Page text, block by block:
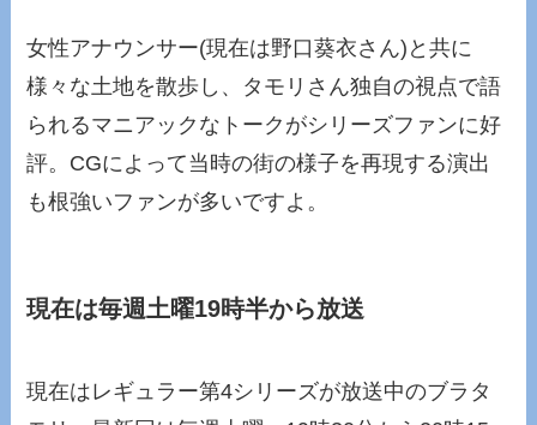
女性アナウンサー(現在は野口葵衣さん)と共に
様々な土地を散歩し、タモリさん独自の視点で語
られるマニアックなトークがシリーズファンに好
評。CGによって当時の街の様子を再現する演出
も根強いファンが多いですよ。
現在は毎週土曜19時半から放送
現在はレギュラー第4シリーズが放送中のブラタ